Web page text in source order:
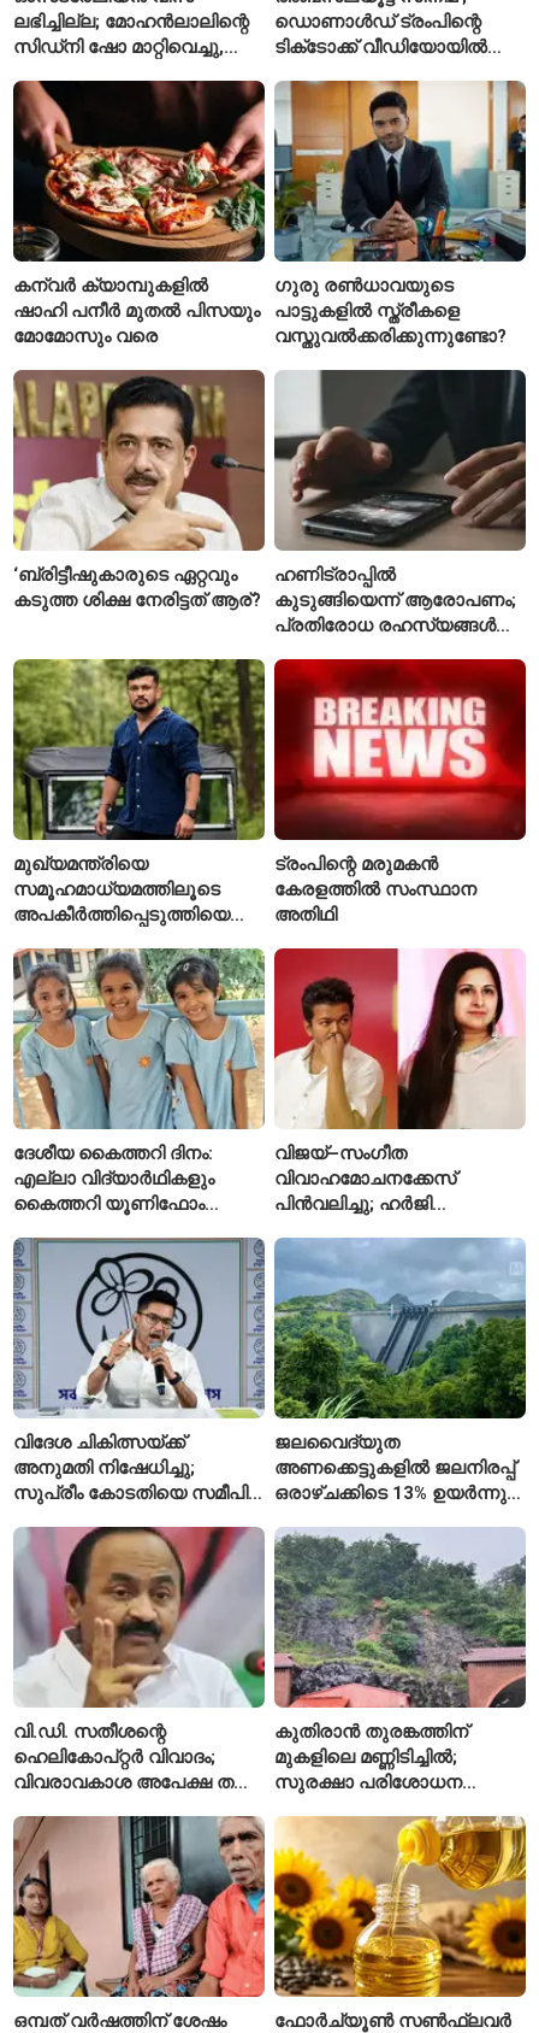
ലഭിച്ചില്ല; മോഹൻലാലിന്റെ
സിഡ്‌നി ഷോ മാറ്റിവെച്ചു,
ചോദിച്ച് താരം
ഡൊണാൾഡ് ട്രംപിന്റെ
ടിക്‌ടോക്ക് വീഡിയോയിൽ
‘August’ നീക്കം ചെയ്തു
കന്വർ ക്യാമ്പുകളിൽ
ഷാഹി പനീർ മുതൽ പിസയും
മോമോസും വരെ
ഗുരു രൺധാവയുടെ
പാട്ടുകളിൽ സ്ത്രീകളെ
വസ്തുവൽക്കരിക്കുന്നുണ്ടോ?
‘ബ്രിട്ടീഷുകാരുടെ ഏറ്റവും
കടുത്ത ശിക്ഷ നേരിട്ടത് ആര്?
ഹണിട്രാപ്പിൽ
കുടുങ്ങിയെന്ന് ആരോപണം;
പ്രതിരോധ രഹസ്യങ്ങൾ
വിങ് കമാൻഡർ അറസ്റ്റിൽ
മുഖ്യമന്ത്രിയെ
സമൂഹമാധ്യമത്തിലൂടെ
അപകീർത്തിപ്പെടുത്തിയെന്ന്
ആയങ്കിക്കെതിരെ പുതിയ
കേസ്
ട്രംപിന്റെ മരുമകൻ
കേരളത്തിൽ സംസ്ഥാന
അതിഥി
ദേശീയ കൈത്തറി ദിനം:
എല്ലാ വിദ്യാർഥികളും
കൈത്തറി യൂണിഫോം
സ്കൂൾ വേറിട്ട മാതൃക
വിജയ്–സംഗീത
വിവാഹമോചനക്കേസ്
പിൻവലിച്ചു; ഹർജി
അവസാനിപ്പിച്ച് കോടതി
വിദേശ ചികിത്സയ്ക്ക്
അനുമതി നിഷേധിച്ചു;
സുപ്രീം കോടതിയെ സമീപിച്ച്
ജലവൈദ്യുത
അണക്കെട്ടുകളിൽ ജലനിരപ്പ്
ഒരാഴ്ചക്കിടെ 13% ഉയർന്നു;
ഇപ്പോഴും കുറവ്
വി.ഡി. സതീശന്റെ
ഹെലികോപ്റ്റർ വിവാദം;
വിവരാവകാശ അപേക്ഷ തള്ളി
കുതിരാൻ തുരങ്കത്തിന്
മുകളിലെ മണ്ണിടിച്ചിൽ;
സുരക്ഷാ പരിശോധന
ഒമ്പത് വർഷത്തിന് ശേഷം
ഫോർച്യൂൺ സൺഫ്ലവർ